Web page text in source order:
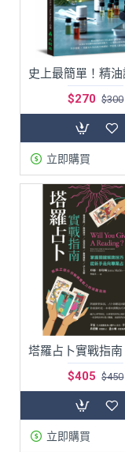
$270 $300
立即購買
$405 $450
立即購買